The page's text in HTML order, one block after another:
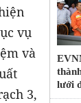
lưới
vụ
và
3,